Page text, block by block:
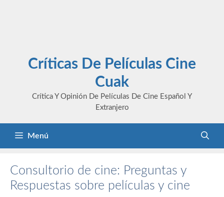
Críticas De Películas Cine
Cuak
Crítica Y Opinión De Películas De Cine Español Y
Extranjero
Menú
Consultorio de cine: Preguntas y
Respuestas sobre películas y cine